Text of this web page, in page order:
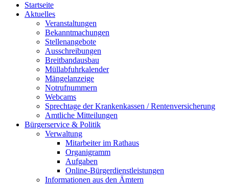
Startseite
Aktuelles
Veranstaltungen
Bekanntmachungen
Stellenangebote
Ausschreibungen
Breitbandausbau
Müllabfuhrkalender
Mängelanzeige
Notrufnummern
Webcams
Sprechtage der Krankenkassen / Rentenversicherung
Amtliche Mitteilungen
Bürgerservice & Politik
Verwaltung
Mitarbeiter im Rathaus
Organigramm
Aufgaben
Online-Bürgerdienstleistungen
Informationen aus den Ämtern